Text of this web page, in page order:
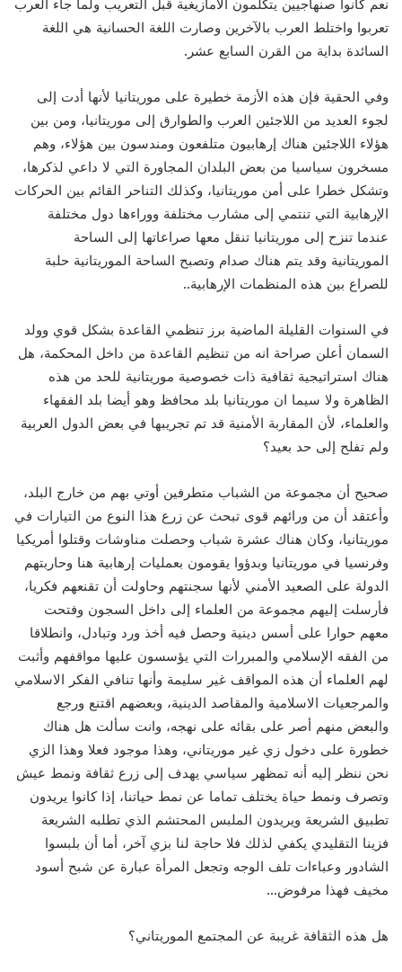
نعم كانوا صنهاجيين يتكلمون الأمازيغية قبل التعريب ولما جاء العرب
تعربوا واختلط العرب بالآخرين وصارت اللغة الحسانية هي اللغة
السائدة بداية من القرن السابع عشر.
وفي الحقية فإن هذه الأزمة خطيرة على موريتانيا لأنها أدت إلى
لجوء العديد من اللاجئين العرب والطوارق إلى موريتانيا، ومن بين
هؤلاء اللاجئين هناك إرهابيون متلفعون ومندسون بين هؤلاء، وهم
مسخرون سياسيا من بعض البلدان المجاورة التي لا داعي لذكرها،
وتشكل خطرا على أمن موريتانيا، وكذلك التناحر القائم بين الحركات
الإرهابية التي تنتمي إلى مشارب مختلفة ووراءها دول مختلفة
عندما تنزح إلى موريتانيا تنقل معها صراعاتها إلى الساحة
الموريتانية وقد يتم هناك صدام وتصبح الساحة الموريتانية حلبة
للصراع بين هذه المنظمات الإرهابية..
في السنوات القليلة الماضية برز تنظمي القاعدة بشكل قوي وولد
السمان أعلن صراحة انه من تنظيم القاعدة من داخل المحكمة، هل
هناك استراتيجية ثقافية ذات خصوصية موريتانية للحد من هذه
الظاهرة ولا سيما ان موريتانيا بلد محافظ وهو أيضا بلد الفقهاء
والعلماء، لأن المقاربة الأمنية قد تم تجريبها في بعض الدول العربية
ولم تفلح إلى حد بعيد؟
صحيح أن مجموعة من الشباب متطرفين أوتي بهم من خارج البلد،
وأعتقد أن من ورائهم قوى تبحث عن زرع هذا النوع من التيارات في
موريتانيا، وكان هناك عشرة شباب وحصلت مناوشات وقتلوا أمريكيا
وفرنسيا في موريتانيا وبدؤوا يقومون بعمليات إرهابية هنا وحاربتهم
الدولة على الصعيد الأمني لأنها سجنتهم وحاولت أن تقنعهم فكريا،
فأرسلت إليهم مجموعة من العلماء إلى داخل السجون وفتحت
معهم حوارا على أسس دينية وحصل فيه أخذ ورد وتبادل، وانطلاقا
من الفقه الإسلامي والمبررات التي يؤسسون عليها مواقفهم وأثبت
لهم العلماء أن هذه المواقف غير سليمة وأنها تنافي الفكر الاسلامي
والمرجعيات الاسلامية والمقاصد الدينية، وبعضهم اقتنع ورجع
والبعض منهم أصر على بقائه على نهجه، وانت سألت هل هناك
خطورة على دخول زي غير موريتاني، وهذا موجود فعلا وهذا الزي
نحن ننظر إليه أنه تمظهر سياسي يهدف إلى زرع ثقافة ونمط عيش
وتصرف ونمط حياة يختلف تماما عن نمط حياتنا، إذا كانوا يريدون
تطبيق الشريعة ويريدون الملبس المحتشم الذي تطلبه الشريعة
فزينا التقليدي يكفي لذلك فلا حاجة لنا بزي آخر، أما أن بلبسوا
الشادور وعباءات تلف الوجه وتجعل المرأة عبارة عن شبح أسود
مخيف فهذا مرفوض…
هل هذه الثقافة غريبة عن المجتمع الموريتاني؟